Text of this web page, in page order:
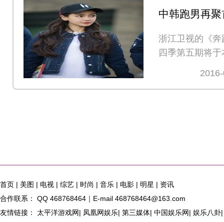
中韩跑男再
浙江卫视的《
四季第五期将
首页 | 美图 | 电视 | 综艺 | 时尚 | 音乐 | 电影 | 明星 | 资讯
合作联系： QQ 468768464｜E-mail 468768464@163.com
友情链接： 太平洋游戏网| 凤凰网娱乐| 第三媒体| 中国娱乐网| 娱乐八